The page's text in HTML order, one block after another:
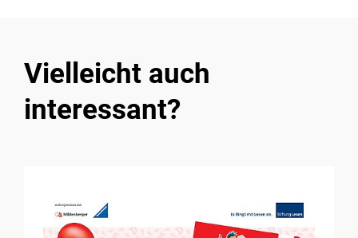
Vielleicht auch
interessant?